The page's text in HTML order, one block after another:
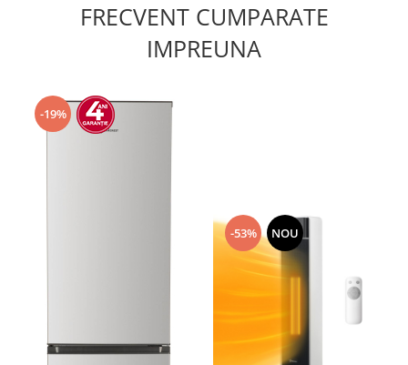
FRECVENT CUMPARATE
IMPREUNA
-19%
-53% NOU